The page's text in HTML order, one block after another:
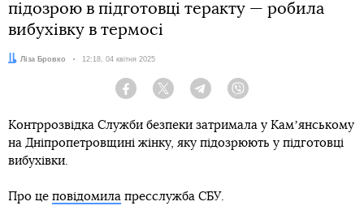
підозрою в підготовці теракту — робила
вибухівку в термосі
Автор:
Ліза Бровко Дата:
12:18, 04 квітня 2025
Facebook Twitter Telegram
Контррозвідка Служби безпеки затримала у Камʼянському
на Дніпропетровщині жінку, яку підозрюють у підготовці
вибухівки.
Про це повідомила пресслужба СБУ.